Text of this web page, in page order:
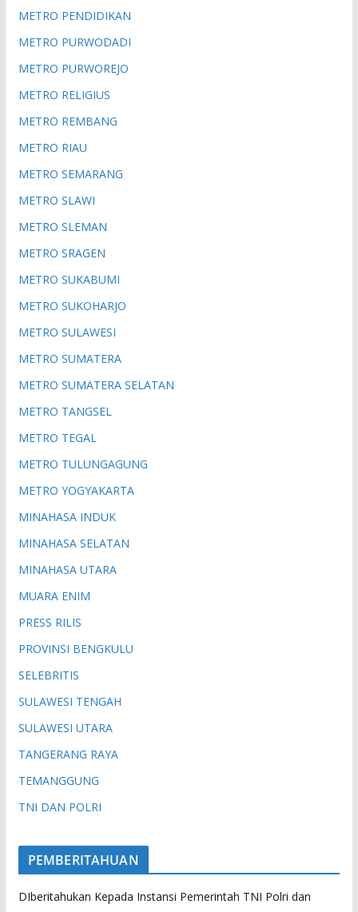
METRO PENDIDIKAN
METRO PURWODADI
METRO PURWOREJO
METRO RELIGIUS
METRO REMBANG
METRO RIAU
METRO SEMARANG
METRO SLAWI
METRO SLEMAN
METRO SRAGEN
METRO SUKABUMI
METRO SUKOHARJO
METRO SULAWESI
METRO SUMATERA
METRO SUMATERA SELATAN
METRO TANGSEL
METRO TEGAL
METRO TULUNGAGUNG
METRO YOGYAKARTA
MINAHASA INDUK
MINAHASA SELATAN
MINAHASA UTARA
MUARA ENIM
PRESS RILIS
PROVINSI BENGKULU
SELEBRITIS
SULAWESI TENGAH
SULAWESI UTARA
TANGERANG RAYA
TEMANGGUNG
TNI DAN POLRI
PEMBERITAHUAN
DIberitahukan Kepada Instansi Pemerintah TNI Polri dan